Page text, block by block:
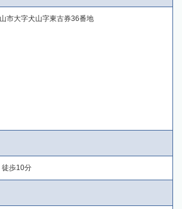
市大字犬山字東古券36番地
徒歩10分